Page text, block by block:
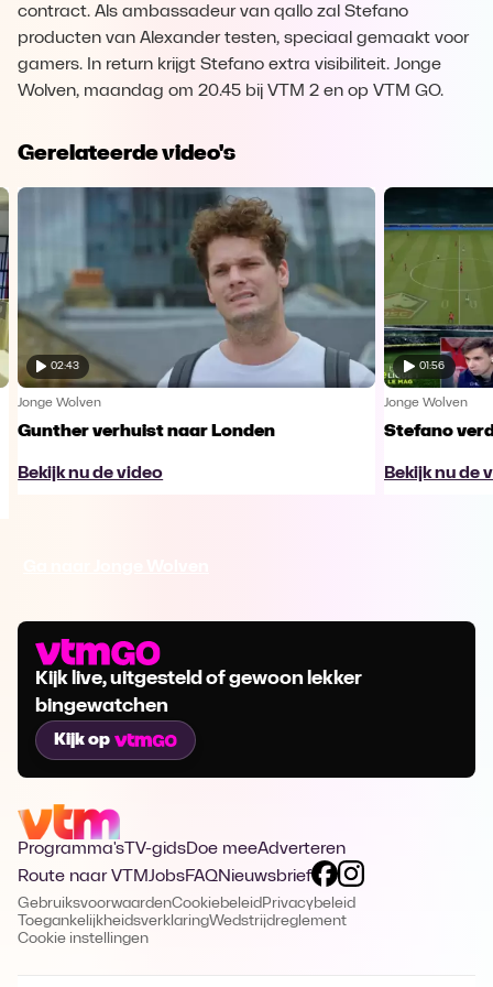
contract. Als ambassadeur van qallo zal Stefano
producten van Alexander testen, speciaal gemaakt voor
gamers. In return krijgt Stefano extra visibiliteit. Jonge
Wolven, maandag om 20.45 bij VTM 2 en op VTM GO.
Gerelateerde video's
02:43
Jonge Wolven
Gunther verhuist naar Londen
Bekijk nu de video
01:56
Jonge Wolven
Stefano
Bekijk nu de
Kijk live, uitgesteld of gewoon lekker
bingewatchen
Kijk op
Programma's TV-gidsDoe meeAdverteren
Route naar VTMJobsFAQNieuwsbrief
GebruiksvoorwaardenCookiebeleid Privacybeleid
ToegankelijkheidsverklaringWedstrijdreglement
Cookie instellingen